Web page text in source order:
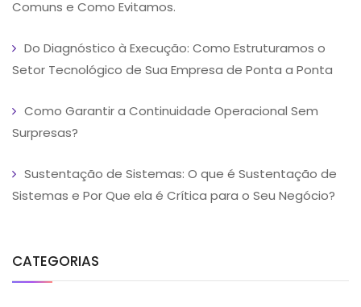
Comuns e Como Evitamos.
Do Diagnóstico à Execução: Como Estruturamos o
Setor Tecnológico de Sua Empresa de Ponta a Ponta
Como Garantir a Continuidade Operacional Sem
Surpresas?
Sustentação de Sistemas: O que é Sustentação de
Sistemas e Por Que ela é Crítica para o Seu Negócio?
CATEGORIAS